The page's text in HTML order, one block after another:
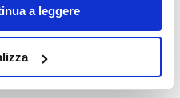
privacy.
sulla tua posizione
di qualche
a leggere